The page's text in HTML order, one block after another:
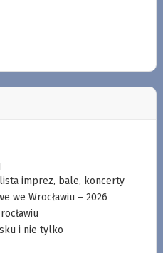
imprez, bale, koncerty
we Wrocławiu – 2026
i nie tylko